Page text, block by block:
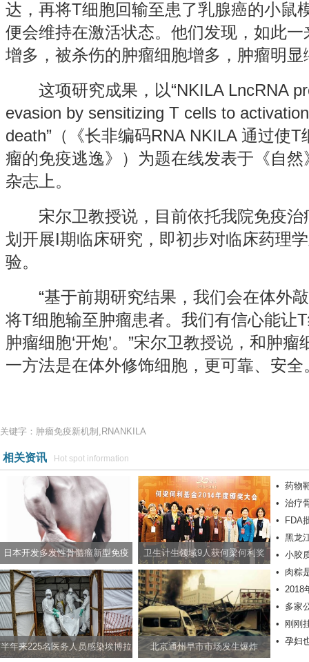
达，再将T细胞回输至患了乳腺癌的小鼠
便会维持在激活状态。他们发现，如此
增多，被杀伤的肿瘤细胞增多，肿瘤
这项研究成果，以“NKILA LncRNA
evasion by sensitizing T cells to
death”（《长非编码RNA NKILA 通过使
瘤的免疫逃逸》）为题在线发表于《自然
杂志上。
宋尔卫教授说，目前依托我院免疫治
划开展I期临床研究，即初步对临床药理
验。
“基于前期研究结果，我们会在体外敲
将T细胞输至肿瘤患者。我们有信心能让
肿瘤细胞‘开炮’。”宋尔卫教授说，和肿
一方法是在体外修饰细胞，更可靠、安全
关键字：肿瘤免疫新机制,RNANKILA
相关资讯 Hot spot information
日本开发多发性骨髓瘤新型免疫
疗法
卫生计生领域9人获何梁何利奖
半年来225名医务人员感染埃博拉 北京通州早市市场发生爆炸
• 药物
• 治疗
•
FDA
• 黑龙
• 小胶
• 肉粽
• 2018
• 多家
•
刚刚
• 孕妇